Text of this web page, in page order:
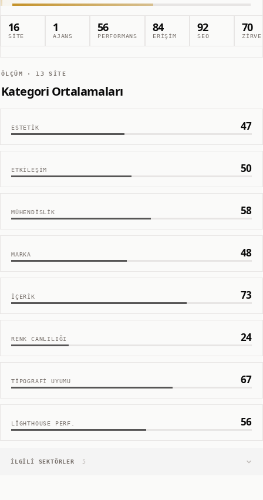
16
SITE
1
AJANS
56
PERFORMANS
84
ERIŞIM
92
SEO
70
ZIRVE
ÖLÇÜM · 13 SITE
Kategori Ortalamaları
ESTETIK 47
ETKILEŞIM 50
MÜHENDISLIK 58
MARKA 48
İÇERIK 73
RENK CANLILIĞI 24
TIPOGRAFI UYUMU 67
LIGHTHOUSE PERF. 56
İLGILI SEKTÖRLER 5